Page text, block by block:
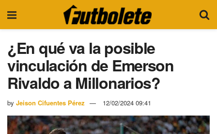
¿En qué va la posible
vinculación de Emerson
Rivaldo a Millonarios?
by Jeison Cifuentes Pérez 12/02/2024 09:41